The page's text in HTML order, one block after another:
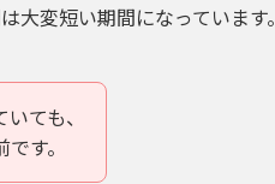
変短い期間になっています。
ても、
す。